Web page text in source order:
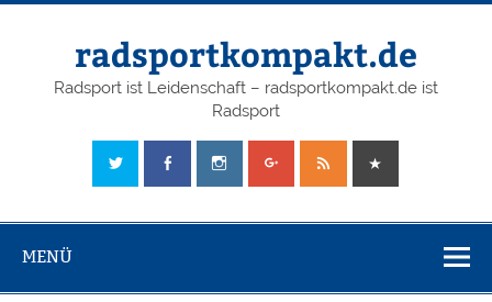
radsportkompakt.de
Radsport ist Leidenschaft – radsportkompakt.de ist
Radsport
MENÜ